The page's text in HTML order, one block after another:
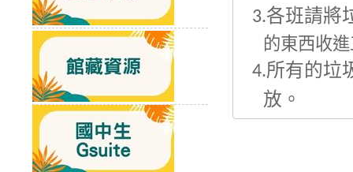
3.各班請將
的東西收
4.所有的垃
放。